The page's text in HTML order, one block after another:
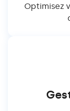
Optimisez